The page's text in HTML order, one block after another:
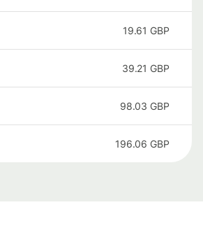
19.61 GBP
39.21 GBP
98.03 GBP
196.06 GBP